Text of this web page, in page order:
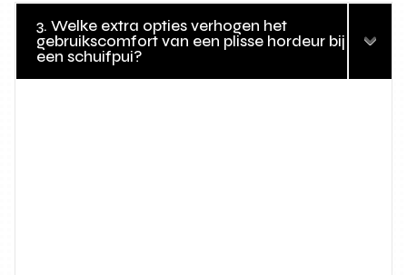
3. Welke extra opties verhogen het
gebruikscomfort van een plisse hordeur bij
een schuifpui?